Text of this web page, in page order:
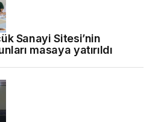
Sanayi Sitesi’nin
masaya yatırıldı